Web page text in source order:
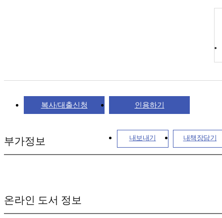
복사/대출신청 인용하기
내보내기 내책장담기
부가정보
온라인 도서 정보